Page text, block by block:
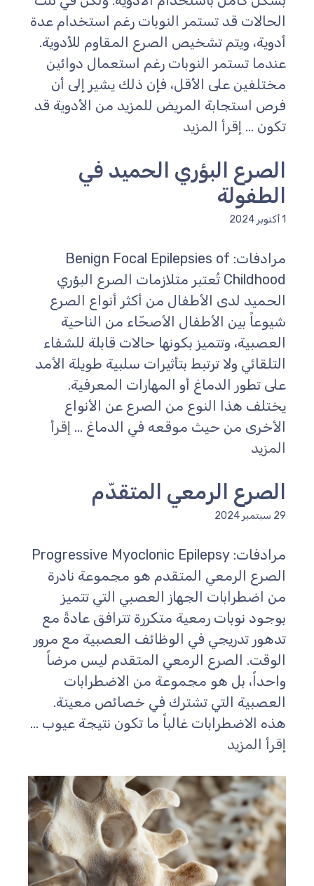
الحالات قد تستمر النوبات رغم استخدام عدة
أدوية، ويتم تشخيص الصرع المقاوم للأدوية.
عندما تستمر النوبات رغم استعمال دوائين
مختلفين على الأقل، فإن ذلك يشير إلى أن
فرص استجابة المريض للمزيد من الأدوية قد
تكون ... إقرأ المزيد
الصرع البؤري الحميد في
الطفولة
1 أكتوبر 2024
مرادفات: Benign Focal Epilepsies of
Childhood تُعتبر متلازمات الصرع البؤري
الحميد لدى الأطفال من أكثر أنواع الصرع
شيوعاً بين الأطفال الأصحّاء من الناحية
العصبية، وتتميز بكونها حالات قابلة للشفاء
التلقائي ولا ترتبط بتأثيرات سلبية طويلة الأمد
على تطور الدماغ أو المهارات المعرفية.
يختلف هذا النوع من الصرع عن الأنواع
الأخرى من حيث موقعه في الدماغ ... إقرأ
المزيد
الصرع الرمعي المتقدّم
29 سبتمبر 2024
مرادفات: Progressive Myoclonic Epilepsy
الصرع الرمعي المتقدم هو مجموعة نادرة
من اضطرابات الجهاز العصبي التي تتميز
بوجود نوبات رمعية متكررة تترافق عادةً مع
تدهور تدريجي في الوظائف العصبية مع مرور
الوقت. الصرع الرمعي المتقدم ليس مرضاً
واحداً، بل هو مجموعة من الاضطرابات
العصبية التي تشترك في خصائص معينة.
هذه الاضطرابات غالباً ما تكون نتيجة عيوب ...
إقرأ المزيد